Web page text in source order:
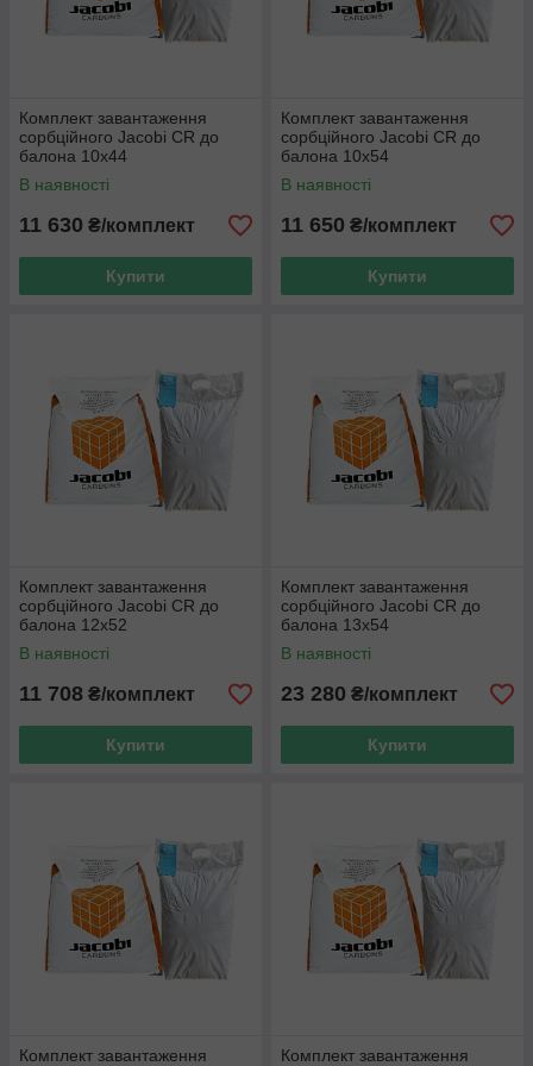
Комплект завантаження
сорбційного Jacobi CR до
балона 10x44
В наявності
11 630 ₴/комплект
Купити
Комплект завантаження
сорбційного Jacobi CR до
балона 10x54
В наявності
11 650 ₴/комплект
Купити
Комплект завантаження
сорбційного Jacobi CR до
балона 12x52
В наявності
11 708 ₴/комплект
Купити
Комплект завантаження
сорбційного Jacobi CR до
балона 13x54
В наявності
23 280 ₴/комплект
Купити
Комплект завантаження
Комплект завантаження